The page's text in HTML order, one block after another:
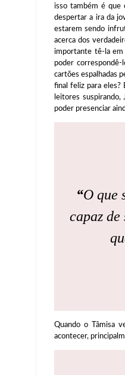
isso também é que
despertar a ira da
estarem sendo
acerca dos
importante tê-la em
poder
cartões espalhadas
final feliz para eles?
leitores suspirando,
poder presenciar
“O que
capaz
Quando o Tâmisa
acontecer,